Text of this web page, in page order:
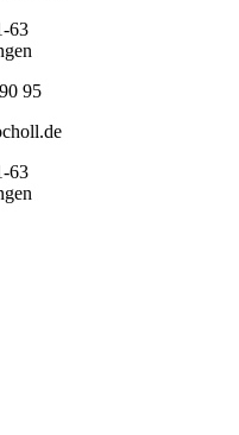
63
95
63